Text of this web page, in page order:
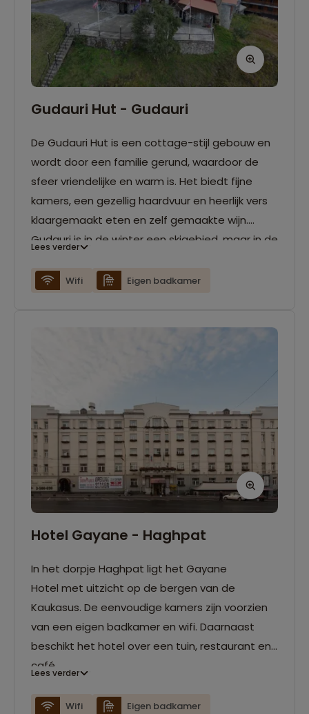
Gudauri Hut - Gudauri
De Gudauri Hut is een cottage-stijl gebouw en
wordt door een familie gerund, waardoor de
sfeer vriendelijke en warm is. Het biedt fijne
kamers, een gezellig haardvuur en heerlijk vers
klaargemaakt eten en zelf gemaakte wijn.
Gudauri is in de winter een skigebied, maar in de
tussen toppen van 5000 m.
Lees verder
Wifi Eigen badkamer
Hotel Gayane - Haghpat
In het dorpje Haghpat ligt het Gayane
Hotel met uitzicht op de bergen van de
Kaukasus. De eenvoudige kamers zijn voorzien
van een eigen badkamer en wifi. Daarnaast
beschikt het hotel over een tuin, restaurant en
café.
Lees verder
Wifi Eigen badkamer